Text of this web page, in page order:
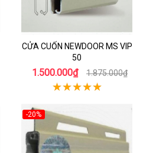
CỬA CUỐN NEWDOOR MS VIP
50
1.500.000₫ 1.875.000₫
-20%